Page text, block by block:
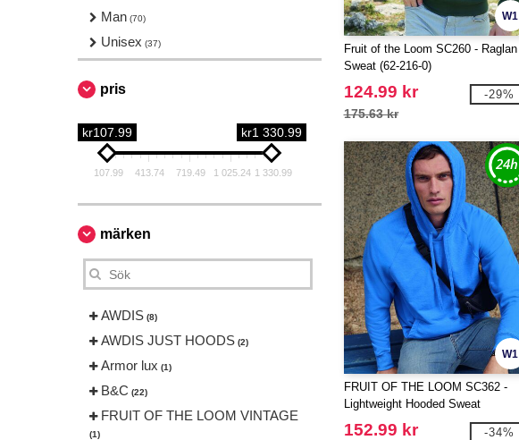
Man (70)
Unisex (37)
pris
kr107.99 kr1 330.99
107.99 413.74 719.49 1 025.24 1 330.99
märken
AWDIS (8)
AWDIS JUST HOODS (2)
Armor lux (1)
B&C (22)
FRUIT OF THE LOOM VINTAGE
(1)
W1
Fruit of the Loom SC260 - Raglan
Sweat (62-216-0)
124.99 kr
175.63 kr
-29%
W1
FRUIT OF THE LOOM SC362 -
Lightweight Hooded Sweat
152.99 kr -34%